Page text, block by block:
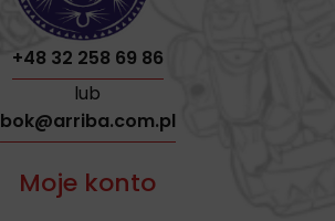
+48 32 258 69 86
lub
bok@arriba.com.pl
Moje konto